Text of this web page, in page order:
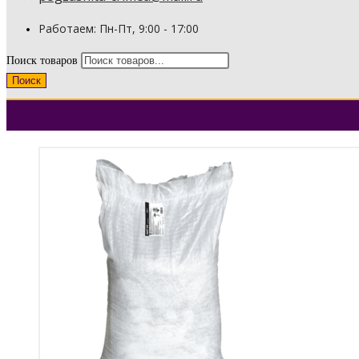
Работаем: Пн-Пт, 9:00 - 17:00
Поиск товаров
Поиск